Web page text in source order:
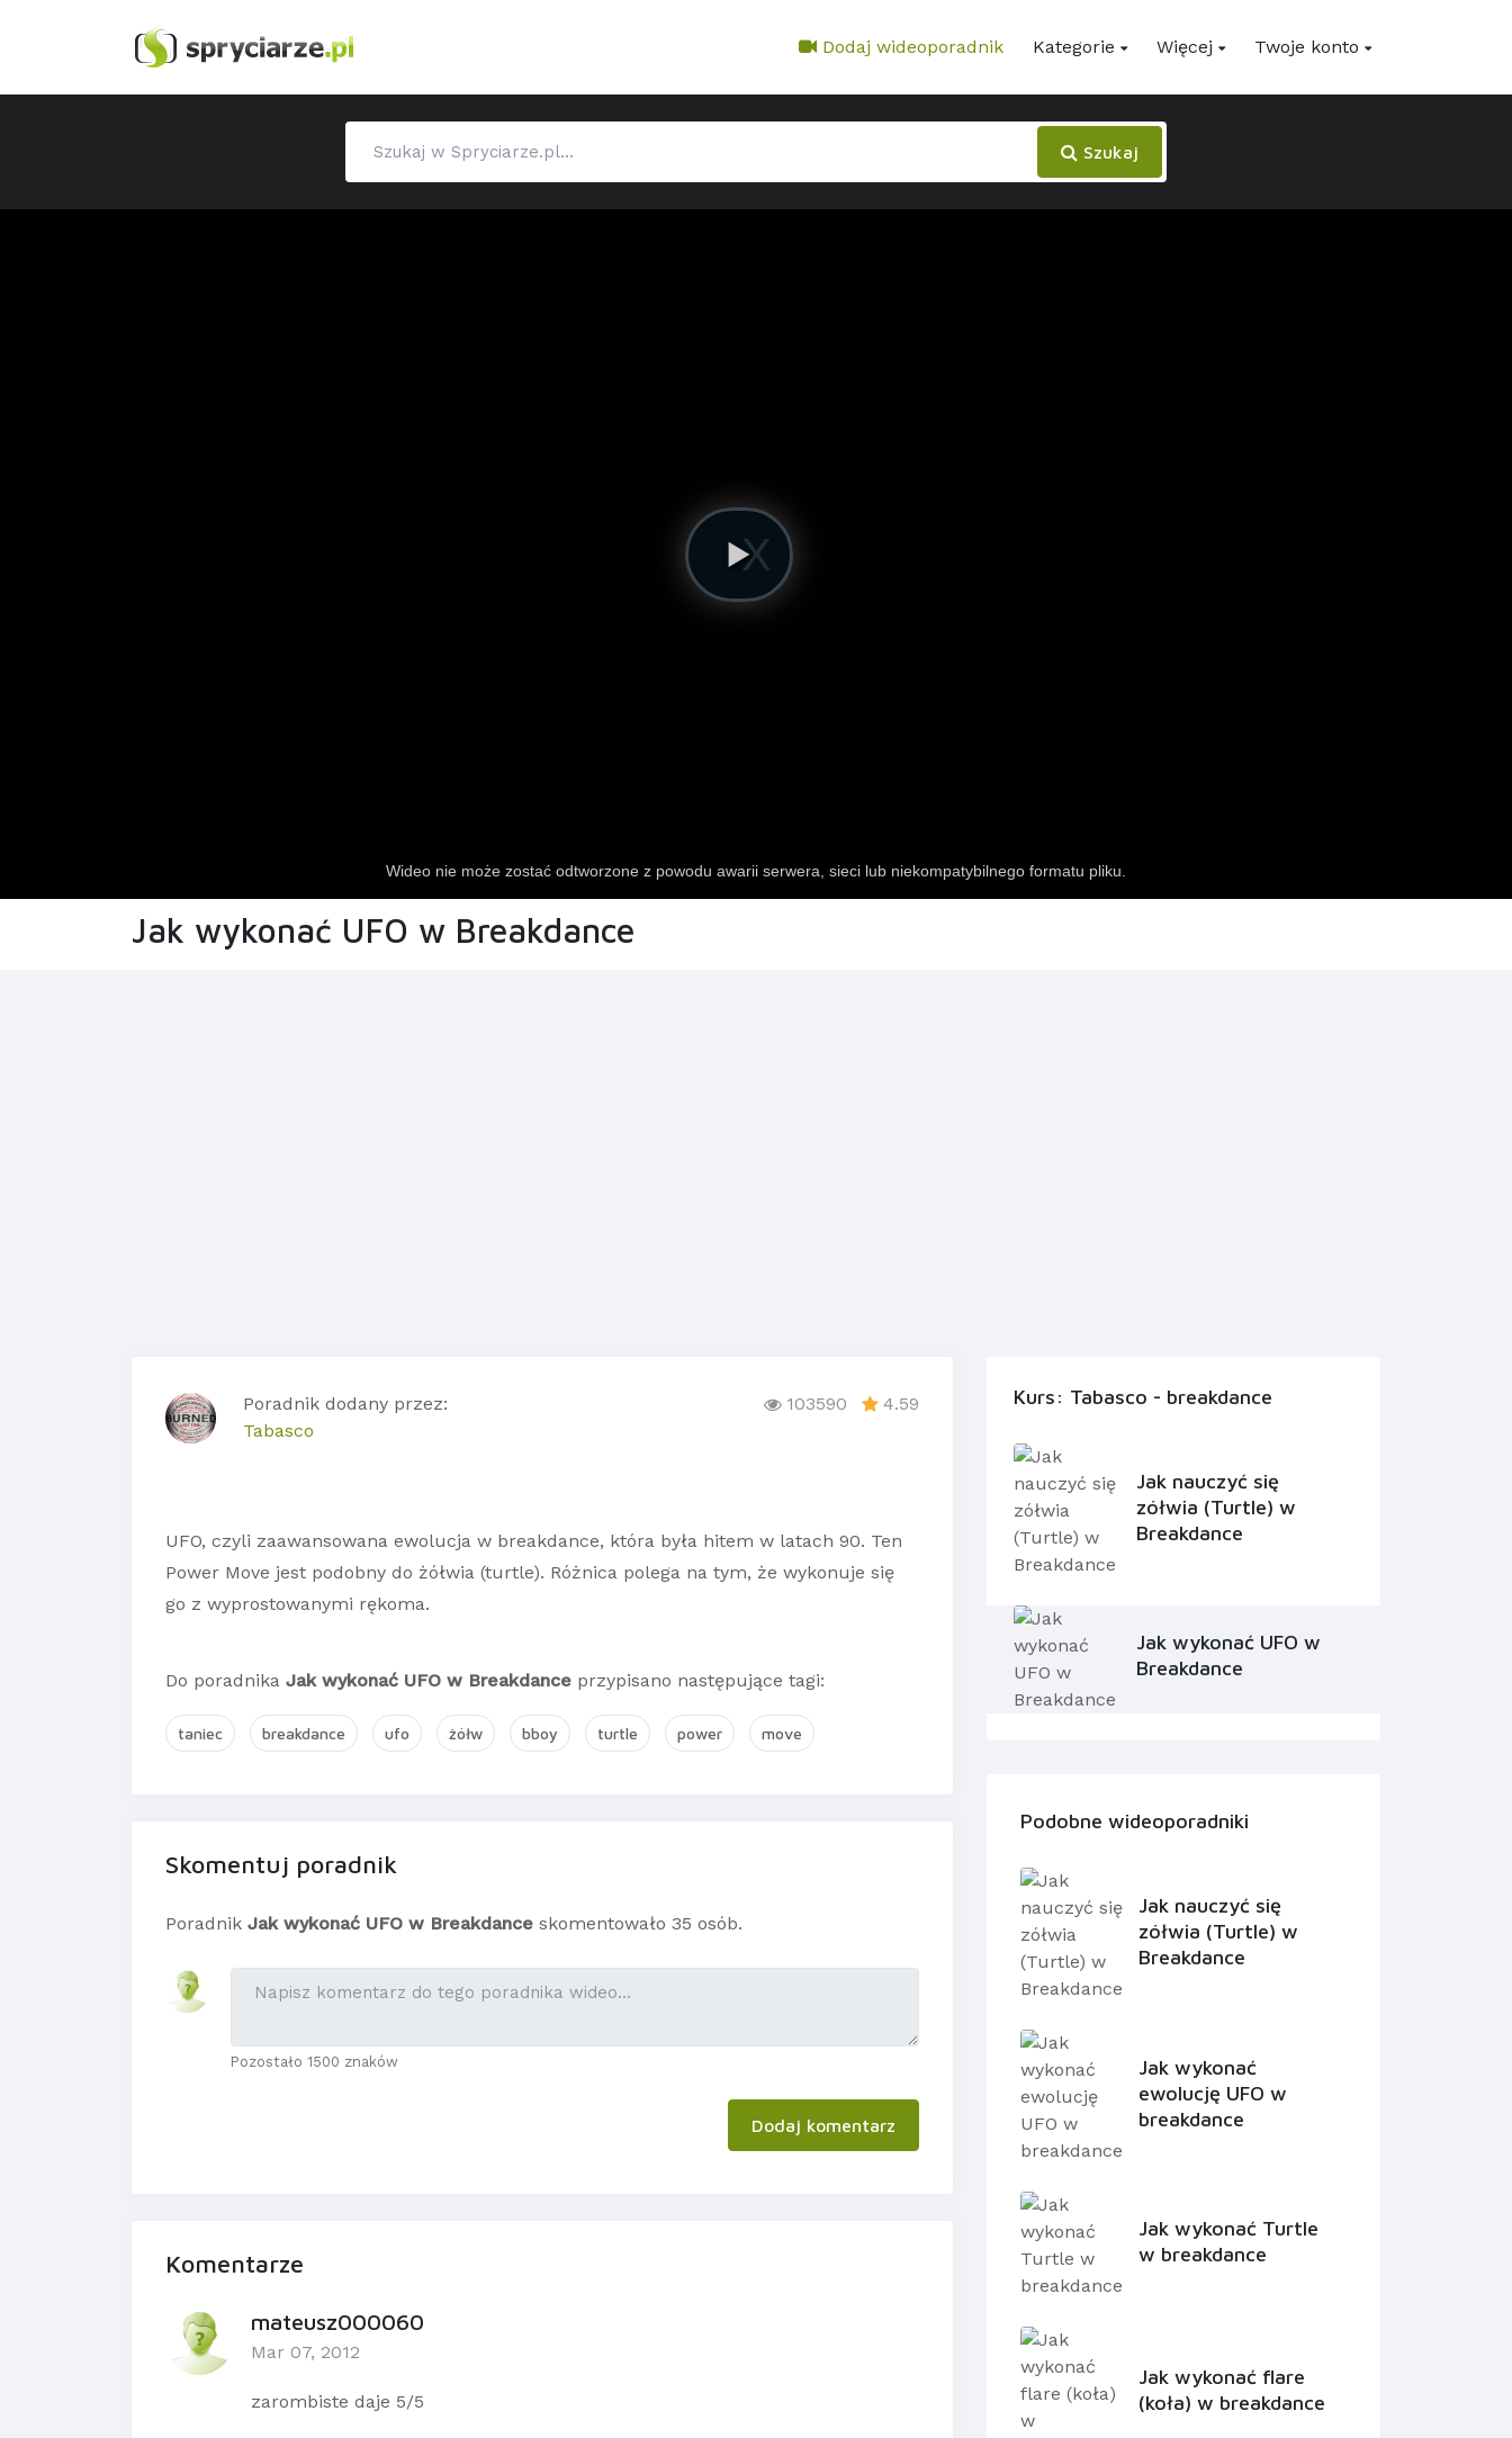
Dodaj wideoporadnik Kategorie Więcej Twoje konto
Szukaj
Jak wykonać UFO w Breakdance
Poradnik dodany przez:
Tabasco
103590 4.59
UFO, czyli zaawansowana ewolucja w breakdance, która była hitem w latach 90. Ten
Power Move jest podobny do żółwia (turtle). Różnica polega na tym, że wykonuje się
go z wyprostowanymi rękoma.
Do poradnika Jak wykonać UFO w Breakdance przypisano następujące tagi:
taniec breakdance ufo żółw bboy turtle power move
Skomentuj poradnik
Poradnik Jak wykonać UFO w Breakdance skomentowało 35 osób.
Pozostało 1500 znaków
Dodaj komentarz
Komentarze
mateusz000060
Mar 07, 2012
zarombiste daje 5/5
Kurs: Tabasco - breakdance
Jak nauczyć się
zółwia (Turtle) w
Breakdance
Jak wykonać UFO w
Breakdance
Podobne wideoporadniki
Jak nauczyć się
zółwia (Turtle) w
Breakdance
Jak wykonać
ewolucję UFO w
breakdance
Jak wykonać Turtle
w breakdance
Jak wykonać flare
(koła) w breakdance